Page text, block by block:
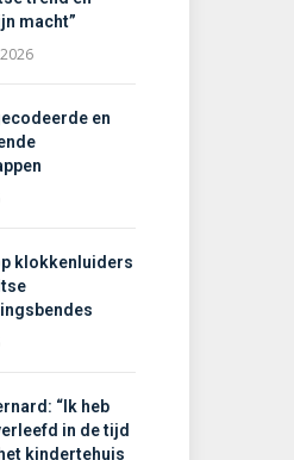
macht”
en
klokkenluiders
“Ik heb
in de tijd
kindertehuis